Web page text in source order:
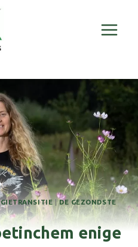
|DE GEZONDSTE
enige